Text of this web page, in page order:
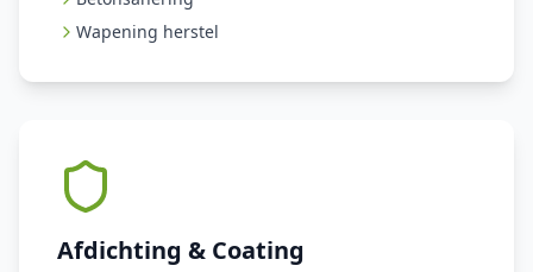
Wapening herstel
Afdichting & Coating